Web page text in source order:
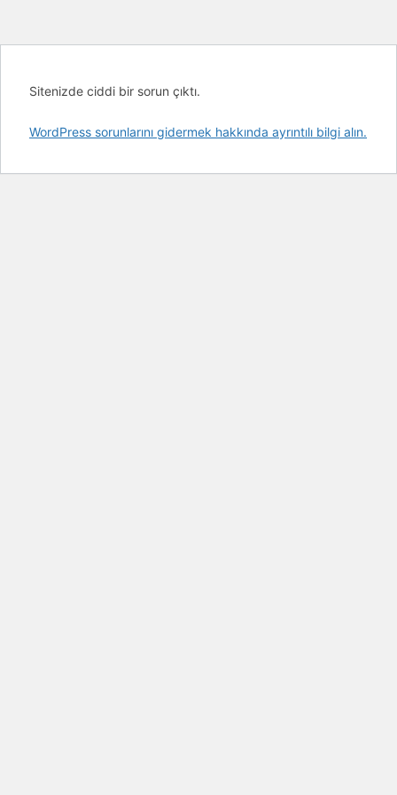
Sitenizde ciddi bir sorun çıktı.
WordPress sorunlarını gidermek hakkında ayrıntılı bilgi alın.